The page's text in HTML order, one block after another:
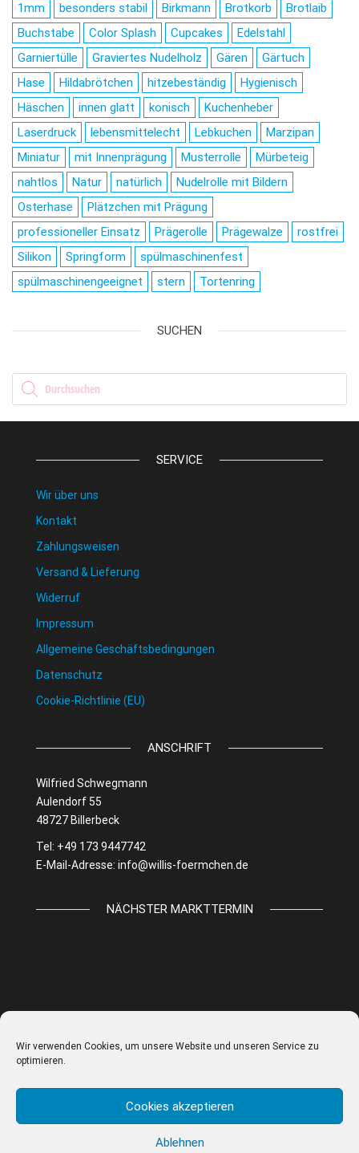
Wir verwenden Cookies, um unsere Website und unseren Service zu
optimieren.
Cookies akzeptieren
Ablehnen
1mm besonders stabil Birkmann Brotkorb
Brotlaib
Buchstabe
Color Splash Cupcakes
Edelstahl
Garniertülle
Graviertes Nudelholz Gären
Gärtuch
Hase
Hildabrötchen hitzebeständig
Hygienisch
Häschen
innen glatt konisch
Kuchenheber
Laserdruck
lebensmittelecht Lebkuchen
Marzipan
Miniatur
mit Innenprägung Musterrolle
Mürbeteig
nahtlos
Natur natürlich
Nudelrolle mit Bildern
Osterhase
Plätzchen mit Prägung
professioneller Einsatz
Prägerolle Prägewalze
rostfrei
Silikon
Springform
spülmaschinenfest
spülmaschinengeeignet
stern Tortenring
SUCHEN
Products search
SERVICE
Wir über uns
Kontakt
Zahlungsweisen
Versand & Lieferung
Widerruf
Impressum
Allgemeine Geschäftsbedingungen
Datenschutz
Cookie-Richtlinie (EU)
ANSCHRIFT
Wilfried Schwegmann
Aulendorf 55
48727 Billerbeck
Tel: +49 173 9447742
E-Mail-Adresse: info@willis-foermchen.de
NÄCHSTER MARKTTERMIN
IMPRESSUM